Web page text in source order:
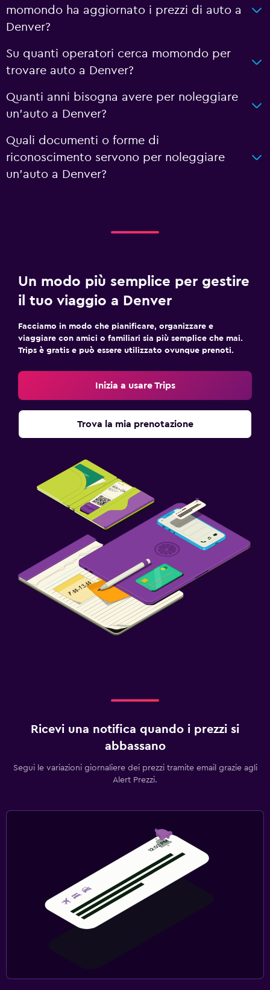
momondo ha aggiornato i prezzi di auto a
Denver?
Su quanti operatori cerca momondo per
trovare auto a Denver?
Quanti anni bisogna avere per noleggiare
un'auto a Denver?
Quali documenti o forme di
riconoscimento servono per noleggiare
un'auto a Denver?
Un modo più semplice per gestire
il tuo viaggio a Denver
Facciamo in modo che pianificare, organizzare e
viaggiare con amici o familiari sia più semplice che mai.
Trips è gratis e può essere utilizzato ovunque prenoti.
Inizia a usare Trips
Trova la mia prenotazione
Ricevi una notifica quando i prezzi si
abbassano
Segui le variazioni giornaliere dei prezzi tramite email grazie agli
Alert Prezzi.